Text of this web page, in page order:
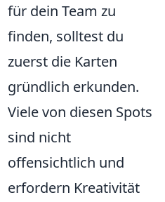
für dein Team zu
finden, solltest du
zuerst die Karten
gründlich erkunden.
Viele von diesen Spots
sind nicht
offensichtlich und
erfordern Kreativität